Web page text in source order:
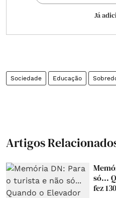
Já
Sociedade Educação
Artigos
só...
fez